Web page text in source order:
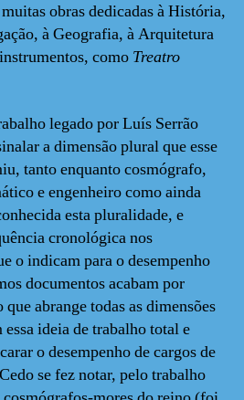
obras dedicadas à História,
à Geografia, à Arquitetura
como Treatro
legado por Luís Serrão
a dimensão plural que esse
tanto enquanto cosmógrafo,
e engenheiro como ainda
esta pluralidade, e
cronológica nos
o indicam para o desempenho
documentos acabam por
abrange todas as dimensões
ideia de trabalho total e
o desempenho de cargos de
se fez notar, pelo trabalho